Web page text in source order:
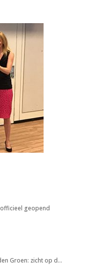
officieel geopend
Groen: zicht op d…